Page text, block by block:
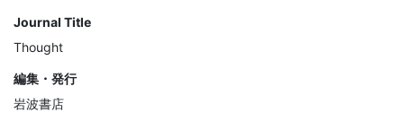
Journal Title
Thought
編集・発行
岩波書店